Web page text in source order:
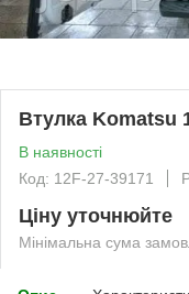
Втулка Komatsu
В наявності
Код: 12F-27-39171
Ціну уточнюйте
Мінімальна сума